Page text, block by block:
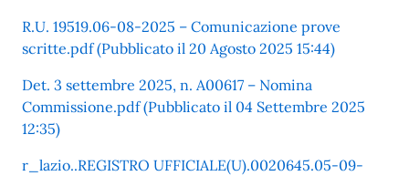
R.U. 19519.06-08-2025 – Comunicazione prove
scritte.pdf (Pubblicato il 20 Agosto 2025 15:44)
Det. 3 settembre 2025, n. A00617 – Nomina
Commissione.pdf (Pubblicato il 04 Settembre 2025
12:35)
r_lazio..REGISTRO UFFICIALE(U).0020645.05-09-